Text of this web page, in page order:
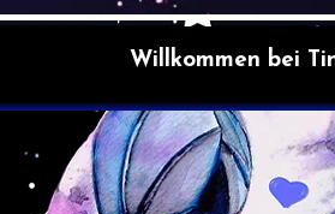
Willkommen bei